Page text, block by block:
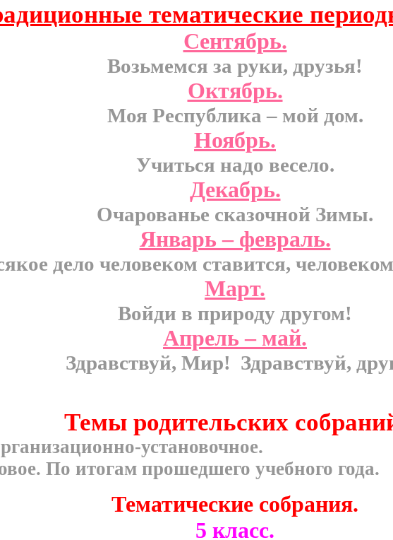
тематические
Сентябрь.
Возьмемся за руки, друзья!
Октябрь.
Моя Республика – мой дом.
Ноябрь.
Учиться надо весело.
Декабрь.
Очарованье сказочной Зимы.
Январь – февраль.
дело человеком ставится,
Март.
Войди в природу другом!
Апрель – май.
Здравствуй, Мир! Здравствуй,
Темы родительских
установочное.
По итогам прошедшего учебного года.
Тематические собрания.
5 класс.